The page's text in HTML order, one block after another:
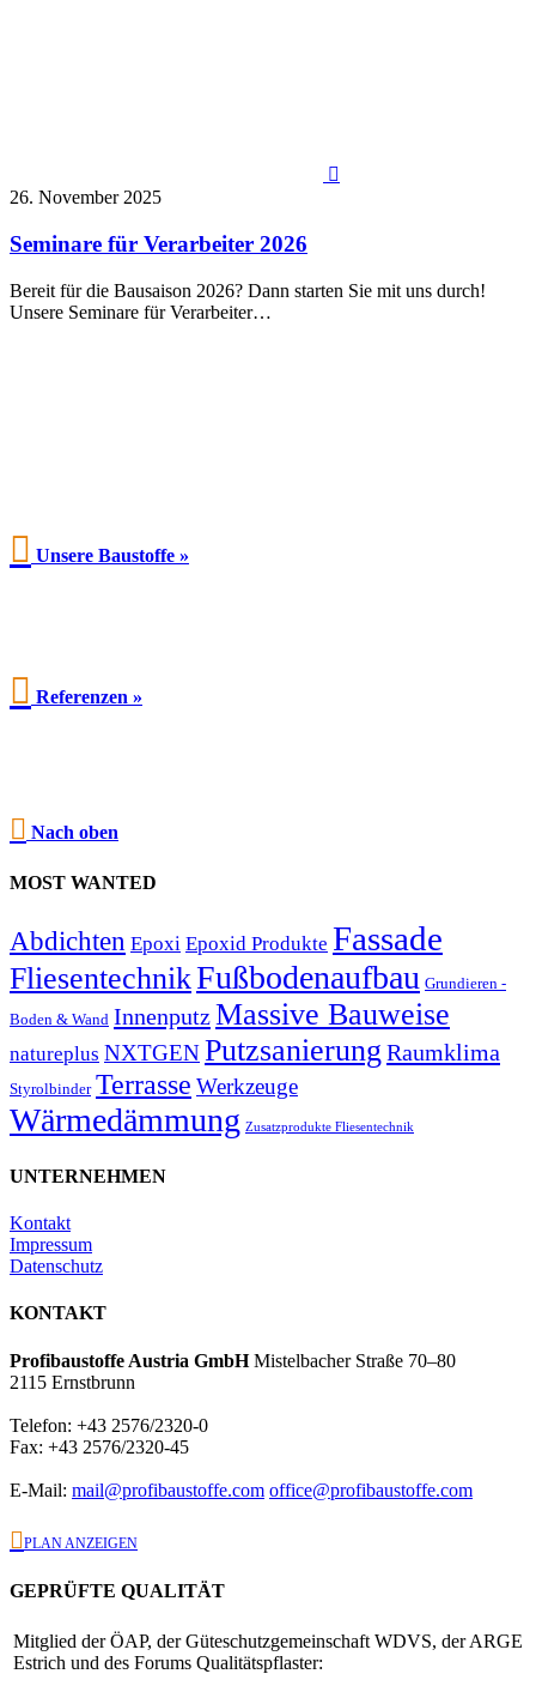

26. November 2025
Seminare für Verarbeiter 2026
Bereit für die Bausaison 2026? Dann starten Sie mit uns durch!
Unsere Seminare für Verarbeiter…
 Unsere Baustoffe »
 Referenzen »
 Nach oben
MOST WANTED
Abdichten Epoxi Epoxid Produkte Fassade
FliesentechnikFußbodenaufbau Grundieren -
Boden & Wand InnenputzMassive Bauweise
natureplus NXTGENPutzsanierung Raumklima
Styrolbinder Terrasse Werkzeuge
Wärmedämmung Zusatzprodukte Fliesentechnik
UNTERNEHMEN
Kontakt
Impressum
Datenschutz
KONTAKT
Profibaustoffe Austria GmbHMistelbacher Straße 70–80
2115 Ernstbrunn
Telefon: +43 2576/2320-0
Fax: +43 2576/2320-45
E-Mail: mail@profibaustoffe.com office@profibaustoffe.com
PLAN ANZEIGEN
GEPRÜFTE QUALITÄT
Mitglied der ÖAP, der Güteschutzgemeinschaft WDVS, der ARGE
Estrich und des Forums Qualitätspflaster: